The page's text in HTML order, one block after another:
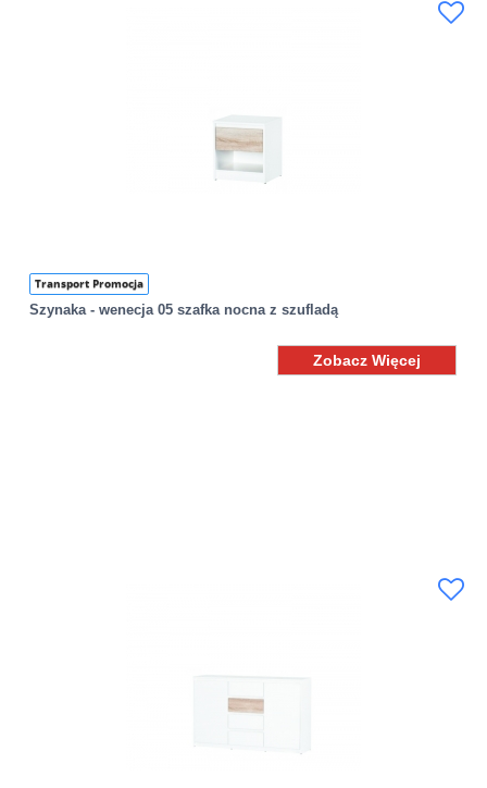
Transport Promocja
Szynaka - wenecja 05 szafka nocna z szufladą
Zobacz Więcej